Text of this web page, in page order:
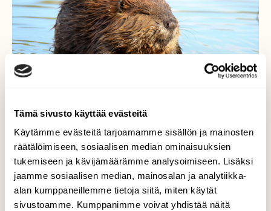
Tämä sivusto käyttää evästeitä
Käytämme evästeitä tarjoamamme sisällön ja mainosten
räätälöimiseen, sosiaalisen median ominaisuuksien
tukemiseen ja kävijämäärämme analysoimiseen. Lisäksi
jaamme sosiaalisen median, mainosalan ja analytiikka-
alan kumppaneillemme tietoja siitä, miten käytät
sivustoamme. Kumppanimme voivat yhdistää näitä
majava tuli uimaan heti kun
jäät lähti